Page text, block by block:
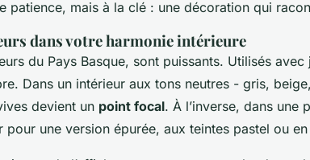
patience, mais à la clé : une décoration qui
dans votre harmonie intérieure
du Pays Basque, sont puissants. Utilisés avec
Dans un intérieur aux tons neutres - gris,
devient un point focal. À l’inverse, dans une
une version épurée, aux teintes pastel ou